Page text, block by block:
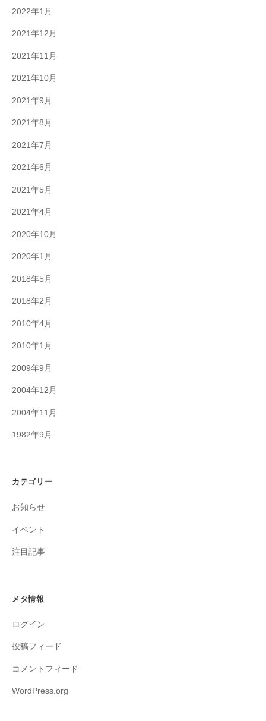
2022年1月
2021年12月
2021年11月
2021年10月
2021年9月
2021年8月
2021年7月
2021年6月
2021年5月
2021年4月
2020年10月
2020年1月
2018年5月
2018年2月
2010年4月
2010年1月
2009年9月
2004年12月
2004年11月
1982年9月
カテゴリー
お知らせ
イベント
注目記事
メタ情報
ログイン
投稿フィード
コメントフィード
WordPress.org